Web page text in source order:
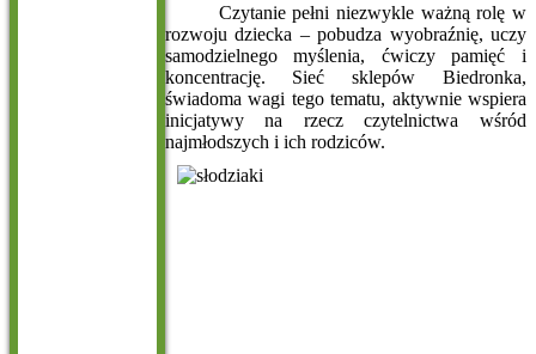
Czytanie pełni niezwykle ważną rolę w
rozwoju dziecka – pobudza wyobraźnię, uczy
samodzielnego myślenia, ćwiczy pamięć i
koncentrację. Sieć sklepów Biedronka,
świadoma wagi tego tematu, aktywnie wspiera
inicjatywy na rzecz czytelnictwa wśród
najmłodszych i ich rodziców.